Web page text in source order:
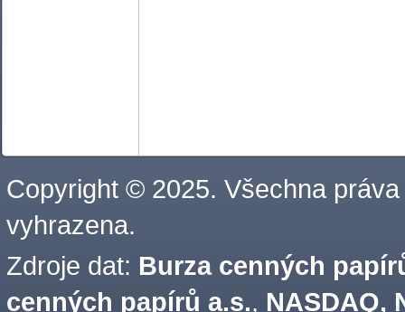
Copyright © 2025. Všechna práva
vyhrazena.
Zdroje dat: Burza cenných
cenných papírů a.s., NASDAQ,